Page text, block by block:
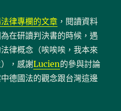
爭
端
案
文
章
律專欄的文章 ，閱讀資料
在研讀判決書的時候，遇
律概念（唉唉唉，我本來
，感謝Lucien的參與討論
德國法的觀念跟台灣這邊